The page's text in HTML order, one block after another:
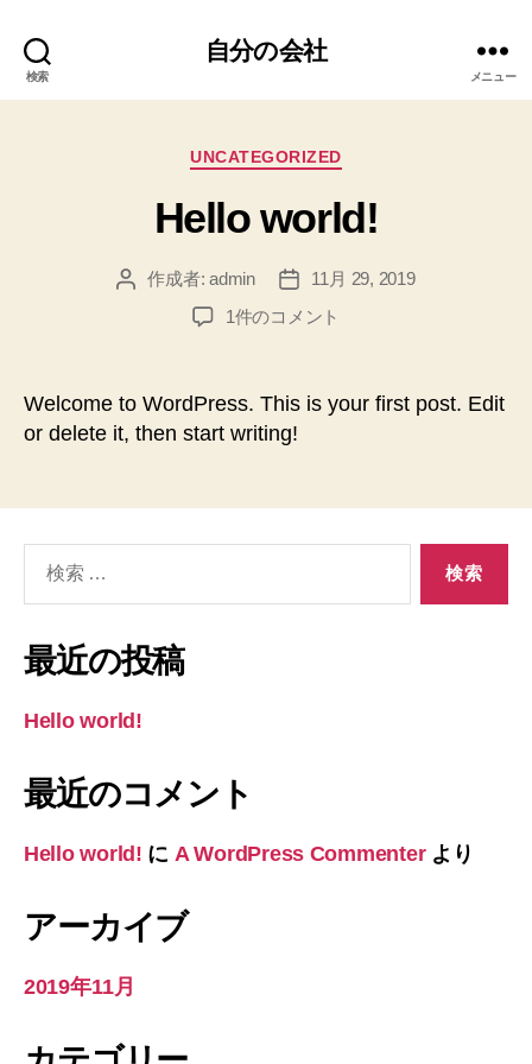
検索
自分の会社
メニュー
カ
ゴ
リ
UNCATEGORIZED
Hello world!
投
作成者:admin
投
稿
11月 29, 2019
Hello
1件のコメント
Welcome to WordPress. This is your first post. Edit
or delete it, then start writing!
象:
最近の投稿
Hello world!
最近のコメント
Hello world! に A WordPress Commenterより
アーカイブ
2019年11月